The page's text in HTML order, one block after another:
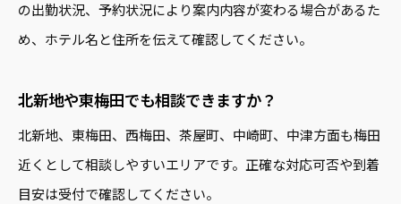
の出勤状況、予約状況により案内内容が変わる場合があるた
め、ホテル名と住所を伝えて確認してください。
北新地や東梅田でも相談できますか？
北新地、東梅田、西梅田、茶屋町、中崎町、中津方面も梅田
近くとして相談しやすいエリアです。正確な対応可否や到着
目安は受付で確認してください。